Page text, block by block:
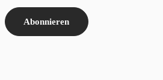
Abonnieren